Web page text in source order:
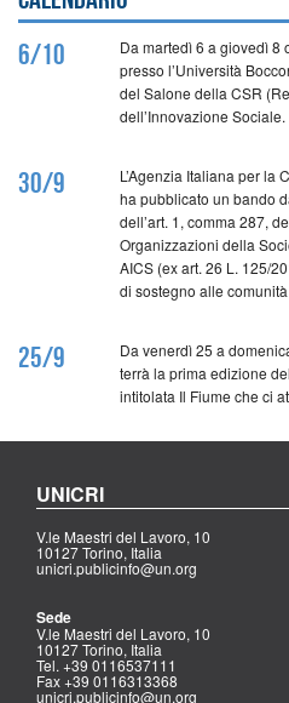
6/10
Da martedì 6 a giovedì 8
presso l’Università
del Salone della CSR
dell’Innovazione Sociale.
30/9
L’Agenzia Italiana per la
ha pubblicato un bando
dell’art. 1, comma 287,
Organizzazioni della
AICS (ex art. 26 L. 125/
di sostegno alle
25/9
Da venerdì 25 a
terrà la prima edizione
intitolata Il Fiume che ci
UNICRI
V.le Maestri del Lavoro, 10
10127 Torino, Italia
unicri.publicinfo@un.org
Sede
V.le Maestri del Lavoro, 10
10127 Torino, Italia
Tel. +39 0116537111
Fax +39 0116313368
unicri.publicinfo@un.org